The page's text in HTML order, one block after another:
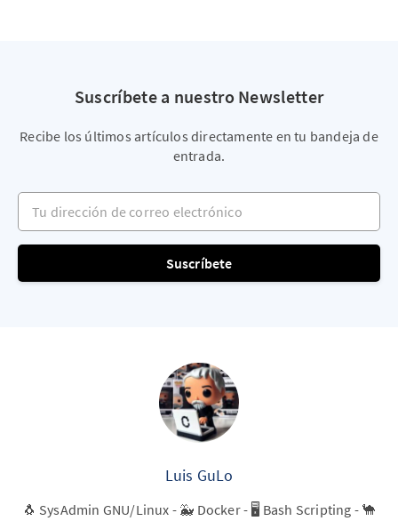
Suscríbete a nuestro Newsletter
Recibe los últimos artículos directamente en tu bandeja de
entrada.
Tu dirección de correo electrónico
Suscríbete
Luis GuLo
🐧 SysAdmin GNU/Linux - 🐳 Docker - 🖥️ Bash Scripting - 🐪